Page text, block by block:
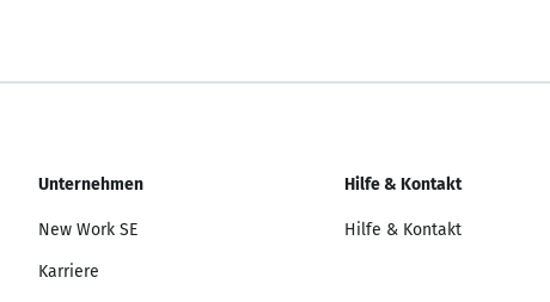
Unternehmen
New Work SE
Karriere
Hilfe & Kontakt
Hilfe & Kontakt